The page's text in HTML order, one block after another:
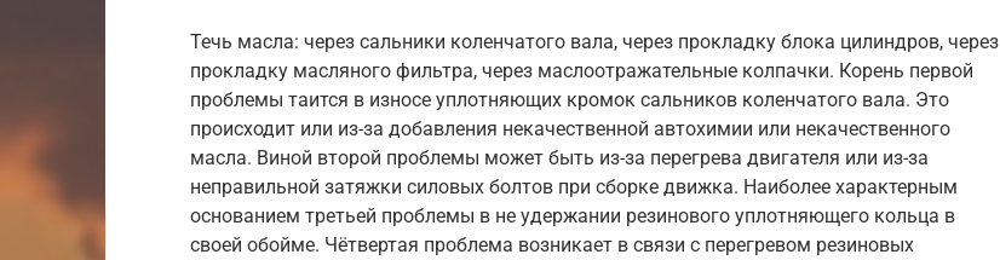
Течь масла: через сальники коленчатого вала, через прокладку блока цилиндров, через
прокладку масляного фильтра, через маслоотражательные колпачки. Корень первой
проблемы таится в износе уплотняющих кромок сальников коленчатого вала. Это
происходит или из-за добавления некачественной автохимии или некачественного
масла. Виной второй проблемы может быть из-за перегрева двигателя или из-за
неправильной затяжки силовых болтов при сборке движка. Наиболее характерным
основанием третьей проблемы в не удержании резинового уплотняющего кольца в
своей обойме. Чётвертая проблема возникает в связи с перегревом резиновых